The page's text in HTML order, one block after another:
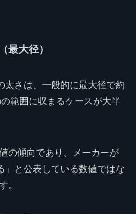
最大径）
太さは、一般的に最大径で約
範囲に収まるケースが大半
の傾向であり、メーカーが
」と公表している数値ではな
。